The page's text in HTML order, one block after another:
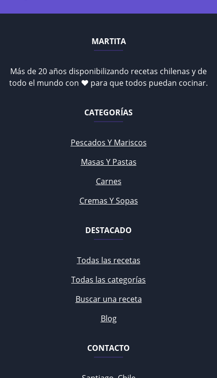
MARTITA
Más de 20 años disponibilizando recetas chilenas y de
todo el mundo con ♥ para que todos puedan cocinar.
CATEGORÍAS
Pescados Y Mariscos
Masas Y Pastas
Carnes
Cremas Y Sopas
DESTACADO
Todas las recetas
Todas las categorías
Buscar una receta
Blog
CONTACTO